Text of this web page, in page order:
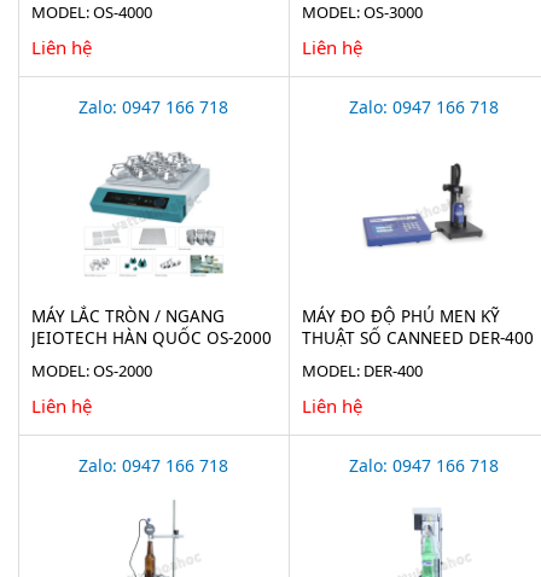
MODEL: OS-4000
Liên hệ
MODEL: OS-3000
Liên hệ
Zalo: 0947 166 718
MÁY LẮC TRÒN / NGANG
JEIOTECH HÀN QUỐC OS-2000
MODEL: OS-2000
Liên hệ
Zalo: 0947 166 718
MÁY ĐO ĐỘ PHỦ MEN KỸ
THUẬT SỐ CANNEED DER-400
MODEL: DER-400
Liên hệ
Zalo: 0947 166 718 Zalo: 0947 166 718